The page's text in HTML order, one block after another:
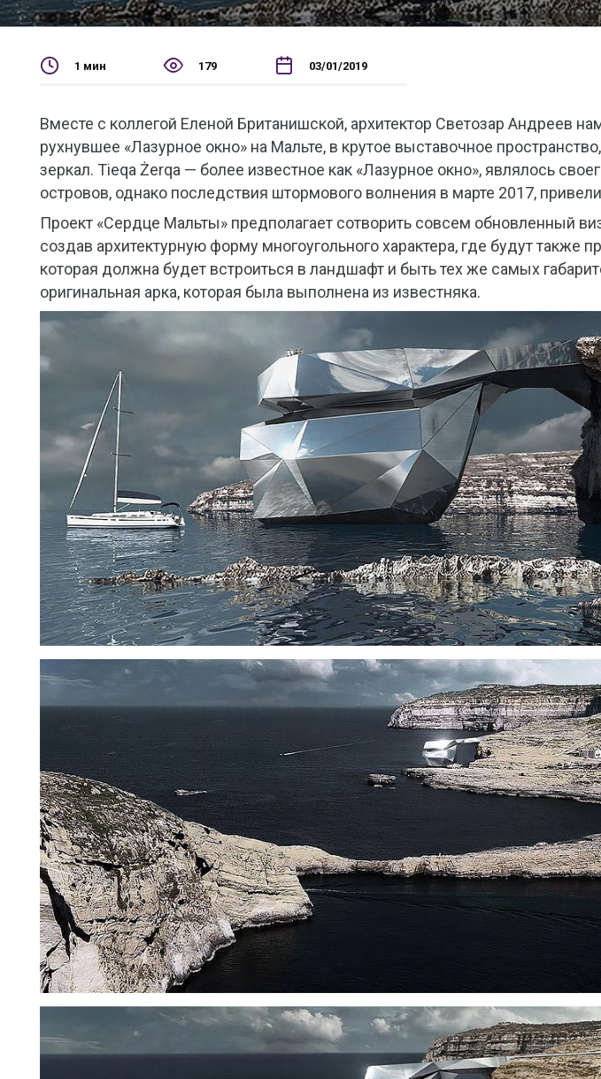
1 мин 179 03/01/2019
Вместе с коллегой Еленой Британишской, архитектор Светозар Андреев
рухнувшее «Лазурное окно» на Мальте, в крутое выставочное
зеркал. Tieqa Żerqa — более известное как «Лазурное окно», являлось
островов, однако последствия штормового волнения в марте 2017,
Проект «Сердце Мальты» предполагает сотворить совсем обновленный
создав архитектурную форму многоугольного характера, где будут также
которая должна будет встроиться в ландшафт и быть тех же самых
оригинальная арка, которая была выполнена из известняка.